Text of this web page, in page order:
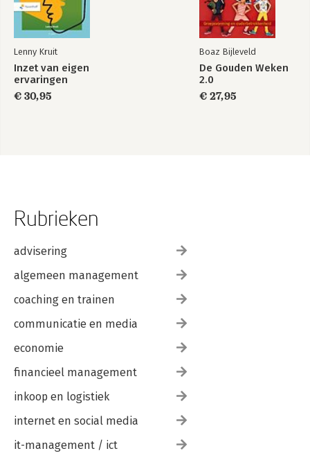
Lenny Kruit
Inzet van eigen
ervaringen
€ 30,95
Boaz Bijleveld
De Gouden Weken
2.0
€ 27,95
Rubrieken
advisering
algemeen management
coaching en trainen
communicatie en media
economie
financieel management
inkoop en logistiek
internet en social media
it-management / ict